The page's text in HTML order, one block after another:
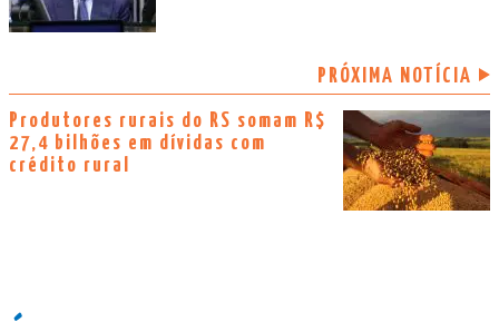
PRÓXIMA NOTÍCIA
Produtores rurais do RS somam R$
27,4 bilhões em dívidas com
crédito rural